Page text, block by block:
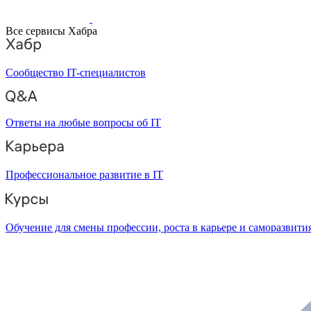
Все сервисы Хабра
Сообщество IT-специалистов
Ответы на любые вопросы об IT
Профессиональное развитие в IT
Обучение для смены профессии, роста в карьере и